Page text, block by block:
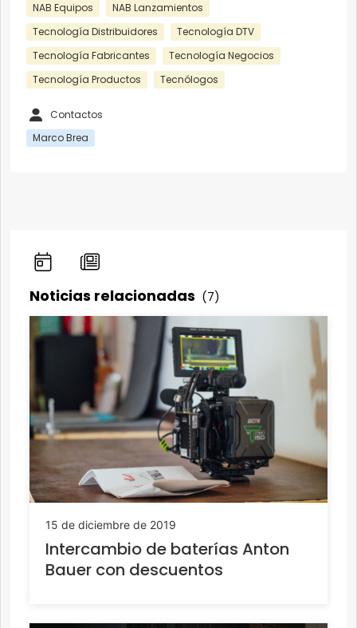
NAB Equipos
NAB Lanzamientos
Tecnología Distribuidores
Tecnología DTV
Tecnología Fabricantes
Tecnología Negocios
Tecnología Productos
Tecnólogos
Contactos
Marco Brea
Noticias relacionadas (7)
15 de diciembre de 2019
Intercambio de baterías Anton
Bauer con descuentos